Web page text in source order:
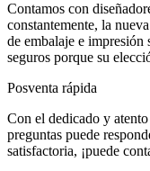
Contamos con
constantemente, la
de embalaje e impresión
seguros porque su
Posventa rápida
Con el dedicado y
preguntas puede
satisfactoria, ¡puede